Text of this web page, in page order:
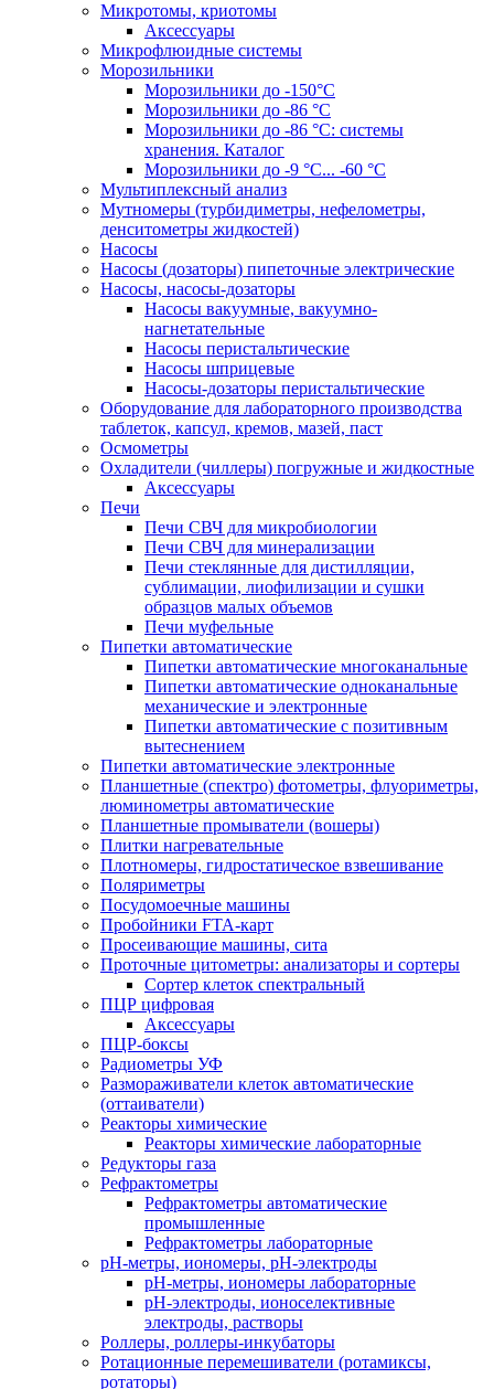
Микротомы, криотомы
Аксессуары
Микрофлюидные системы
Морозильники
Морозильники до -150°С
Морозильники до -86 °C
Морозильники до -86 °C: системы
хранения. Каталог
Морозильники до -9 °C... -60 °C
Мультиплексный анализ
Мутномеры (турбидиметры, нефелометры,
денситометры жидкостей)
Насосы
Насосы (дозаторы) пипеточные электрические
Насосы, насосы-дозаторы
Насосы вакуумные, вакуумно-
нагнетательные
Насосы перистальтические
Насосы шприцевые
Насосы-дозаторы перистальтические
Оборудование для лабораторного производства
таблеток, капсул, кремов, мазей, паст
Осмометры
Охладители (чиллеры) погружные и жидкостные
Аксессуары
Печи
Печи СВЧ для микробиологии
Печи СВЧ для минерализации
Печи стеклянные для дистилляции,
сублимации, лиофилизации и сушки
образцов малых объемов
Печи муфельные
Пипетки автоматические
Пипетки автоматические многоканальные
Пипетки автоматические одноканальные
механические и электронные
Пипетки автоматические с позитивным
вытеснением
Пипетки автоматические электронные
Планшетные (спектро) фотометры, флуориметры,
люминометры автоматические
Планшетные промыватели (вошеры)
Плитки нагревательные
Плотномеры, гидростатическое взвешивание
Поляриметры
Посудомоечные машины
Пробойники FTA-карт
Просеивающие машины, сита
Проточные цитометры: анализаторы и сортеры
Сортер клеток спектральный
ПЦР цифровая
Аксессуары
ПЦР-боксы
Радиометры УФ
Размораживатели клеток автоматические
(оттаиватели)
Реакторы химические
Реакторы химические лабораторные
Редукторы газа
Рефрактометры
Рефрактометры автоматические
промышленные
Рефрактометры лабораторные
рН-метры, иономеры, рН-электроды
рН-метры, иономеры лабораторные
рН-электроды, ионоселективные
электроды, растворы
Роллеры, роллеры-инкубаторы
Ротационные перемешиватели (ротамиксы,
ротаторы)